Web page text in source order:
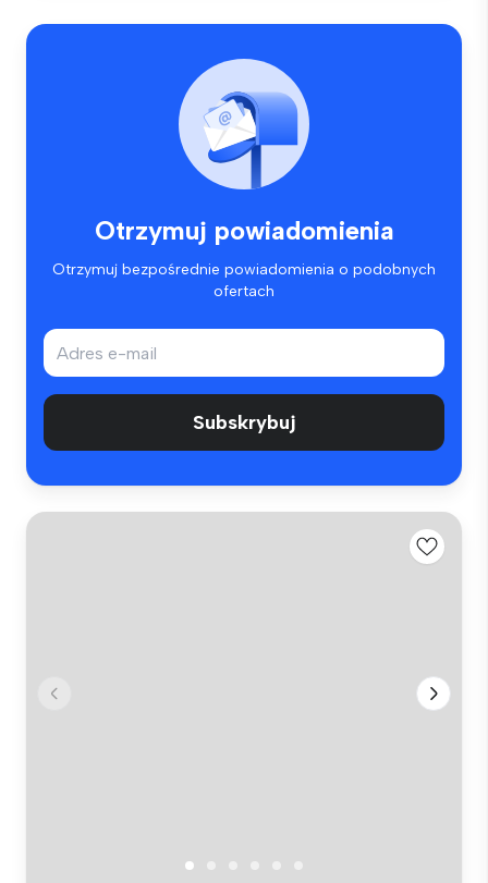
Otrzymuj powiadomienia
Otrzymuj bezpośrednie powiadomienia o podobnych
ofertach
Subskrybuj